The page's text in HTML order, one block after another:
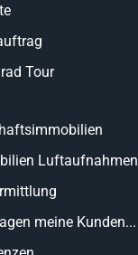
Tour
Luftaufnahmen
meine Kunden...